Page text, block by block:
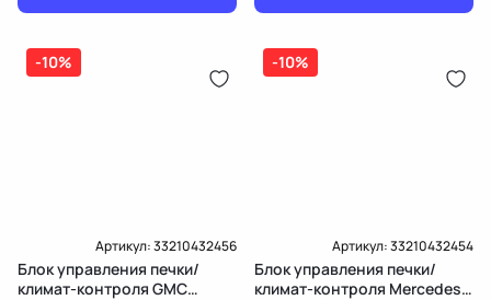
-10%
Артикул:33210432456
Блок управления печки/
климат-контроля GMC
-10%
Артикул:33210432454
Блок управления печки/
климат-контроля Mercedes-